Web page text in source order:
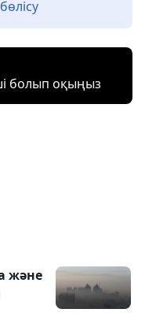
болып оқыңыз
және